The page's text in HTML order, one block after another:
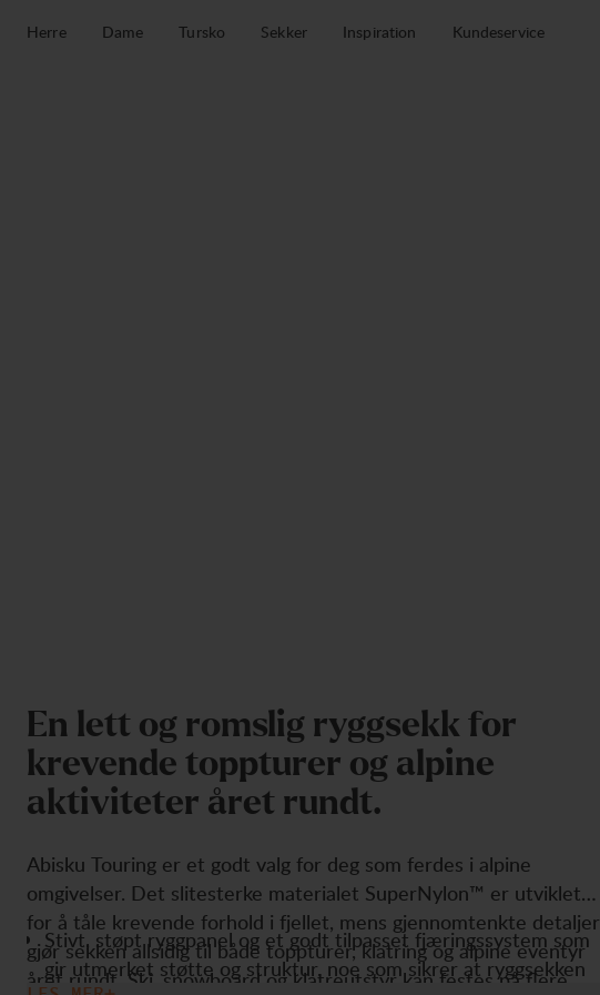
Herre
Dame Tursko Sekker Inspiration Kundeservice
En ett og roms ig ryggse k k for
krevend e toppturer og a pine
a ktiviteter året rundt.
Abisku Touring er et godt valg for deg som ferdes i alpine
omgivelser. Det slitesterke materialet SuperNylon™ er utviklet
for å tåle krevende forhold i fjellet, mens gjennomtenkte detaljer
gjør sekken allsidig til både toppturer, klatring og alpine eventyr
året rundt. Ski, snowboard og klatreutstyr kan festes på flere
Stivt, støpt ryggpanel og et godt tilpasset fjæringssystem som
gir utmerket støtte og struktur, noe som sikrer at ryggsekken